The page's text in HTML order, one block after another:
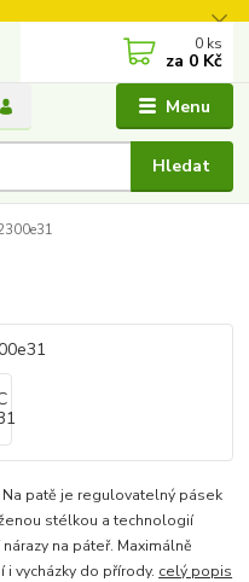
Menu
Hledat
0 ks
za 0 Kč
patě je regulovatelný pásek
stélkou a technologií
na páteř. Maximálně
vycházky do přírody. celý popis